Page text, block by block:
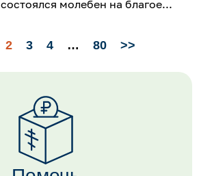
состоялся молебен на благое
2 3 4 … 80 >>